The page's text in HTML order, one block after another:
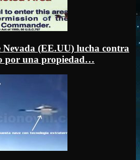
Nevada (EE.UU) lucha contra
por una propiedad…